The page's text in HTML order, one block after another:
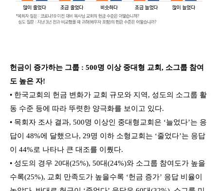
헌금이 증가하는 그룹 : 500명 이상 중대형 교회, 소그룹 참여
도 높은 자!
• 한국교회의 헌금 변화가 교회 규모와 지역, 성도의 소그룹 활
동 수준 등에 따라 뚜렷한 양극화를 보이고 있다.
• 목회자 조사 결과, 500명 이상인 중대형교회은 ‘늘었다’는 응
답이 48%에 달했으나, 29명 이하 소형교회는 ‘줄었다’는 응답
이 44%로 나타나 큰 대조를 이뤘다.
• 성도의 경우 20대(25%), 50대(24%)와 소그룹 참여도가 높을
수록(25%), 교회 만족도가 높을수록 ‘헌금 증가’ 응답 비율이